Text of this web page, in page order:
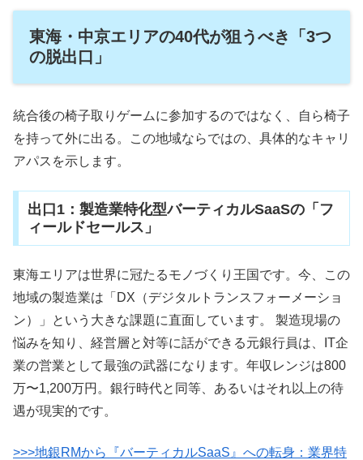
東海・中京エリアの40代が狙うべき「3つ
の脱出口」
統合後の椅子取りゲームに参加するのではなく、自ら椅子
を持って外に出る。この地域ならではの、具体的なキャリ
アパスを示します。
出口1：製造業特化型バーティカルSaaSの「フ
ィールドセールス」
東海エリアは世界に冠たるモノづくり王国です。今、この
地域の製造業は「DX（デジタルトランスフォーメーショ
ン）」という大きな課題に直面しています。 製造現場の
悩みを知り、経営層と対等に話ができる元銀行員は、IT企
業の営業として最強の武器になります。年収レンジは800
万〜1,200万円。銀行時代と同等、あるいはそれ以上の待
遇が現実的です。
>>>地銀RMから『バーティカルSaaS』への転身：業界特